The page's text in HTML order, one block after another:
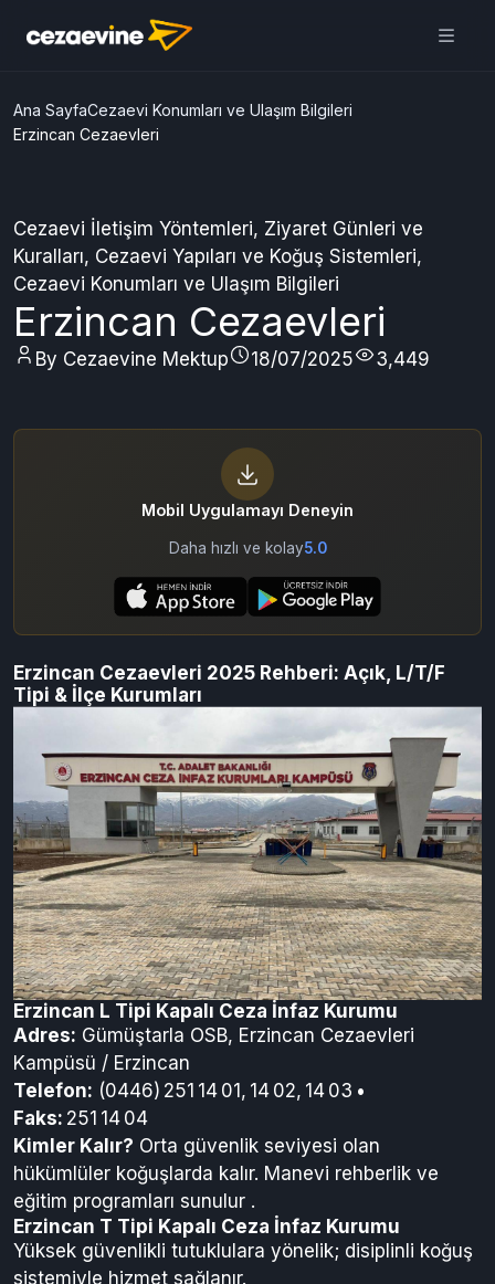
Cezaevine Mektup | Online
Mektup Yazdır ve Cezaevine
uygulamamızı kullanın
Ana Sayfa Cezaevi Konumları ve Ulaşım Bilgileri
Erzincan Cezaevleri
Cezaevi İletişim Yöntemleri,Ziyaret Günleri ve
Kuralları,Cezaevi Yapıları ve Koğuş Sistemleri,
Erzincan Cezaevleri
By Cezaevine Mektup 18/07/2025
Mobil Uygulamayı Deneyin
Erzincan Cezaevleri 2025 Rehberi: Açık, L/T/F
Tipi & İlçe Kurumları
Erzincan L Tipi Kapalı Ceza İnfaz Kurumu
Adres: Gümüştarla OSB, Erzincan Cezaevleri
Kampüsü / Erzincan
Telefon:(0446) 251 14 01, 14 02, 14 03 •
Faks:251 14 04
Kimler Kalır?Orta güvenlik seviyesi olan